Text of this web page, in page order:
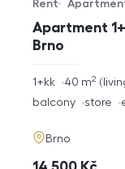
Apartment
Brno
Offer type
Rent
Property type
rozměry
1+kk 40 m2
funkce
balcony store
adresa
Brno
cena